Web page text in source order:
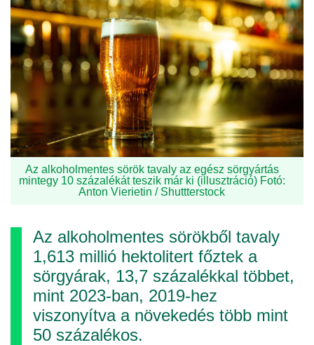
Az alkoholmentes sörök tavaly az egész sörgyártás
mintegy 10 százalékát teszik már ki (illusztráció) Fotó:
Anton Vierietin / Shuttterstock
Az alkoholmentes sörökből tavaly
1,613 millió hektolitert főztek a
sörgyárak, 13,7 százalékkal többet,
mint 2023-ban, 2019-hez
viszonyítva a növekedés több mint
50 százalékos.